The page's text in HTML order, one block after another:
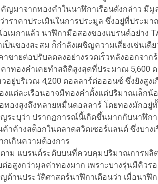
คัญมาจากทองคำในนาฬิกาเรือนดังกล่าว มี
าราคาประเมินในการประมูล ซึ่งอยู่ที่ประมา
เมกาแล้ว นาฬิกามือสองของแบรนด์อย่าง
เป็นของสะสม ก็กำลังเผชิญความเสี่ยงเช่นเ
ขายต่อปรับลดลงอย่างรวดเร็วหลังออกจาก
าทองคำเคยทำสถิติสูงสุดที่ประมาณ 5,600
อยู่บริเวณ 4,200 ดอลลาร์ต่อออนซ์ ซึ่งยังสูง
งแต่ละเรือนอาจมีทองคำตั้งแต่ปริมาณเล็กน้
อทองสูงถึงหลายหมื่นดอลลาร์ โดยทองมักอยู่
ญระบุว่า ปรากฏการณ์นี้เกิดขึ้นมากกับนาฬิก
ค้าค้างสต็อกในตลาดสวิตเซอร์แลนด์ ซึ่งบาง
กเกินความต้องการ
ตาม แบรนด์ระดับบนที่ควบคุมปริมาณการผลิต
ต่อสูงกว่ามูลค่าทองมาก เพราะบางรุ่นมีคิวร
ญด้านประวัติศาสตร์นาฬิกาเตือนว่า เมื่อนาฬิ